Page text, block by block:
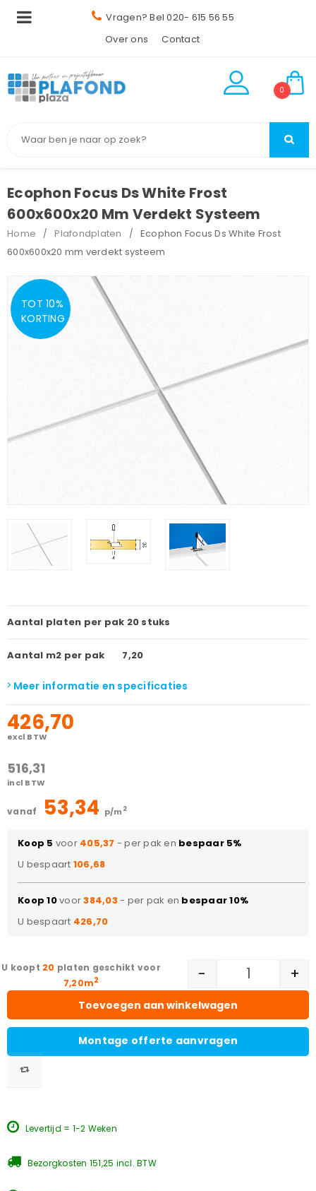
Vragen? Bel 020- 615 56 55
Over ons
Contact
0
Ecophon Focus Ds White Frost
600x600x20 Mm Verdekt Systeem
Home / Plafondplaten /
Ecophon Focus Ds White Frost
600x600x20 mm verdekt systeem
TOT 10%
KORTING
Aantal platen per pak 20 stuks
Aantal m2 per pak 7,20
Meer informatie en specificaties
426,70
excl BTW
516,31
incl BTW
vanaf 53,34 p/m 2
Koop 5 voor 405,37 - per pak en bespaar 5%
U bespaart 106,68
Koop 10voor384,03- per pak en bespaar 10%
U bespaart 426,70
- +
Toevoegen aan winkelwagen
Montage offerte aanvragen
20 platen geschikt voor
7,20m2
Levertijd = 1-2 Weken
Bezorgkosten 151,25 incl. BTW